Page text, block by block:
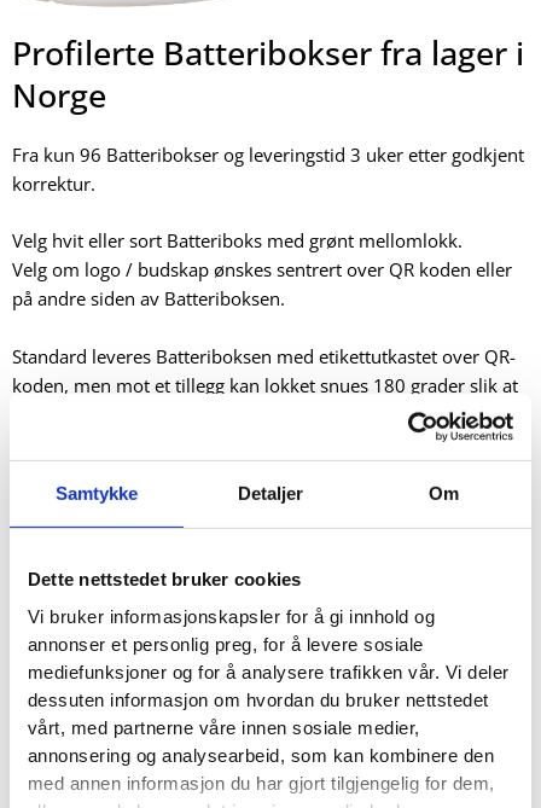
Samtykke Detaljer Om
Dette nettstedet bruker cookies
Vi bruker informasjonskapsler for å gi innhold og
annonser et personlig preg, for å levere sosiale
mediefunksjoner og for å analysere trafikken vår. Vi deler
dessuten informasjon om hvordan du bruker nettstedet
vårt, med partnerne våre innen sosiale medier,
annonsering og analysearbeid, som kan kombinere den
med annen informasjon du har gjort tilgjengelig for dem,
Profilerte Batteribokser fra lager i
Norge
Fra kun 96 Batteribokser og leveringstid 3 uker etter godkjent
korrektur.
Velg hvit eller sort Batteriboks med grønt mellomlokk.
Velg om logo / budskap ønskes sentrert over QR koden eller
på andre siden av Batteriboksen.
Standard leveres Batteriboksen med etikettutkastet over QR-
koden, men mot et tillegg kan lokket snues 180 grader slik at
deres bedrift kan få et større budskap på selve boksen.
Batteriboksen?
Mot et lite tillegg kan et budskap / gjenstand / gave legges ned
høyde.
Trykketeknisk
Maks trykkehøyde er 120mm – over QR koden er maks
trykkehøyde 85mm.
Trykketeknisk oppstår en glippe på ca. 20mm ved rundtrykk,
d.v.s. maks trykkeomkrets ca. 275mm.
Trykkefil oversendes som vektorisert fil: .pdf, .ai eller .eps.